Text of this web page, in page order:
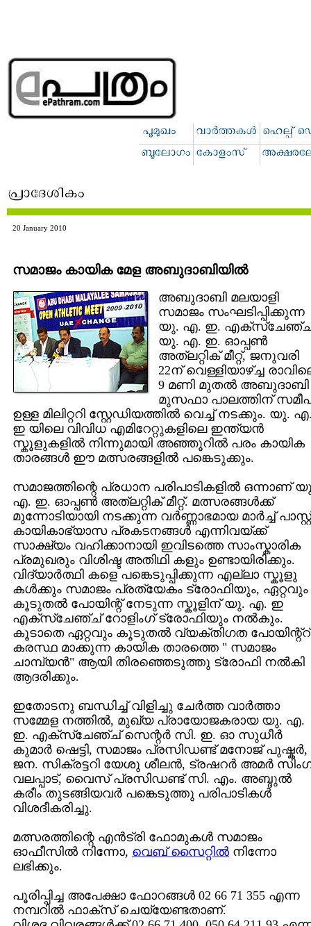
20 January 2010
സമാജം കായിക മേള അബുദാബിയില്‍
അബുദാബി മലയാളി
സമാജം സംഘടിപ്പിക്കുന്ന
യു. എ. ഇ.
യു. എ. ഇ. ഓപ്പണ്‍
അത്‌ലറ്റിക് മീറ്റ്, ജനുവരി
22ന് വെള്ളിയാഴ്‌ച്ച
9 മണി മുതല്‍ അബുദാബി
മുസഫാ പാലത്തിന്
ഉള്ള മിലിറ്ററി സ്റ്റേഡിയത്തില്‍ വെച്ച് നടക്കും. യു.
ഇ യിലെ വിവിധ എമിറേറ്റുകളിലെ ഇന്ത്യന്‍
സ്കൂളുകളില്‍ നിന്നുമായി അഞ്ഞൂറില്‍ പരം കായിക
താരങ്ങള്‍ ഈ മത്സരങ്ങളില്‍ പങ്കെടുക്കും.
സമാജത്തിന്റെ പ്രധാന പരിപാടികളില്‍ ഒന്നാണ്
എ. ഇ. ഓപ്പണ്‍ അത്‌ലറ്റിക് മീറ്റ്‌. മത്സരങ്ങള്‍ക്ക്
മുന്നോടിയായി നടക്കുന്ന വര്‍ണ്ണാഭമായ മാര്‍ച്ച്
കായികാഭ്യാസ പ്രകടനങ്ങള്‍ എന്നിവയ്ക്ക്
സാക്ഷ്യം വഹിക്കാനായി ഇവിടത്തെ സാംസ്കാരിക
പ്രമുഖരും വിശിഷ്ട അതിഥി കളും ഉണ്ടായിരിക്കും.
വിദ്യാര്‍ത്ഥി കളെ പങ്കെടുപ്പിക്കുന്ന എല്ലാ സ്കൂളു
കള്‍ക്കും സമാജം പ്രത്യേകം ട്രോഫിയും, ഏറ്റവും
കൂടുതല്‍ പോയിന്റ് നേടുന്ന സ്കൂളിന് യു. എ. ഇ
എക്സ്ചേഞ്ച് റോളിംഗ് ട്രോഫിയും നല്‍കും.
കൂടാതെ ഏറ്റവും കൂടുതല്‍ വ്യക്തിഗത പോയിന്റ്റ്
കരസ്ഥ മാക്കുന്ന കായിക താരത്തെ " സമാജം
ചാമ്പ്യന്‍" ആയി തിരഞ്ഞെടുത്തു ട്രോഫി നല്‍കി
ആദരിക്കും.
ഇതോടനു ബന്ധിച്ച് വിളിച്ചു ചേര്‍ത്ത വാര്‍ത്താ
സമ്മേള നത്തില്‍, മുഖ്യ പ്രായോജകരായ യു. എ.
ഇ. എക്സ്ചേഞ്ച് സെന്റര്‍ സി. ഇ. ഓ സുധീര്‍
കുമാര്‍ ഷെട്ടി, സമാജം പ്രസിഡണ്ട് മനോജ്‌ പുഷ്കര്‍,
ജന. സിക്രട്ടറി യേശു ശീലന്‍, ട്രഷറര്‍ അമര്‍
വലപ്പാട്, വൈസ് പ്രസിഡണ്ട് സി. എം. അബ്ദുല്‍
കരീം തുടങ്ങിയവര്‍ പങ്കെടുത്തു പരിപാടികള്‍
വിശദീകരിച്ചു.
മത്സരത്തിന്റെ എന്‍‌ട്രി ഫോമുകള്‍ സമാജം
ഓഫീസില്‍ നിന്നോ, വെബ് സൈറ്റില്‍ നിന്നോ
ലഭിക്കും.
പൂരിപ്പിച്ച അപേക്ഷാ ഫോറങ്ങള്‍ 02 66 71 355 എന്ന
നമ്പറില്‍ ഫാക്സ് ചെയ്യേണ്ടതാണ്.